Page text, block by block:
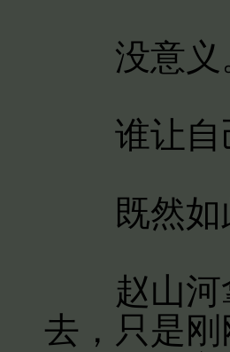
没意义
谁让自
既然如
赵山河拿
去，只是